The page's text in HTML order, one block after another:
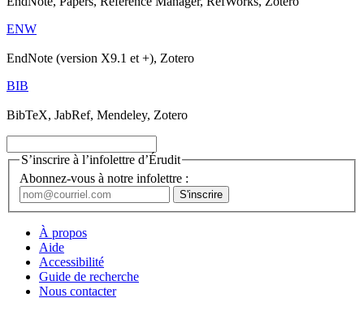
ENW
EndNote (version X9.1 et +), Zotero
BIB
BibTeX, JabRef, Mendeley, Zotero
S’inscrire à l’infolettre d’Érudit
Abonnez-vous à notre infolettre :
À propos
Aide
Accessibilité
Guide de recherche
Nous contacter